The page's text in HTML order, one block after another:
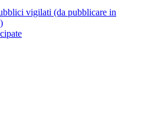
vigilati (da pubblicare in